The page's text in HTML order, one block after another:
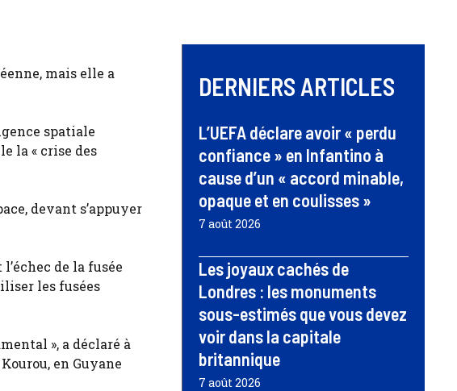
mais elle a
spatiale
la « crise des
devant s’appuyer
de la fusée
les fusées
», a déclaré à
en Guyane
DERNIERS ARTICLES
L’UEFA déclare avoir « perdu
confiance » en Infantino à
cause d’un « accord minable,
opaque et en coulisses »
7 août 2026
Les joyaux cachés de
Londres : les monuments
sous-estimés que vous devez
voir dans la capitale
britannique
7 août 2026